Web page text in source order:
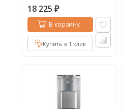
18 225 ₽
В корзину
Купить в 1 клик